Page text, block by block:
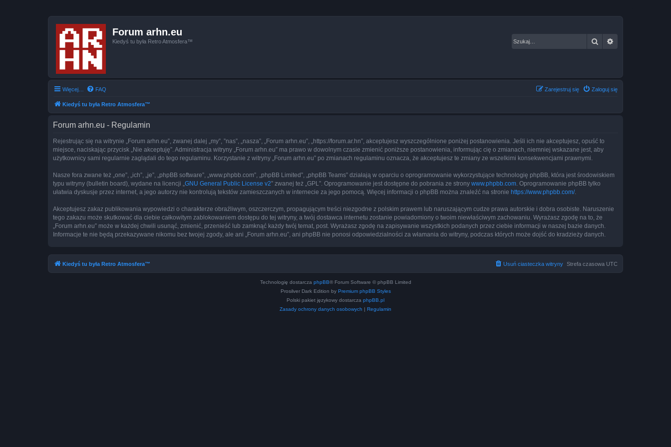
Forum arhn.eu
Kiedyś tu była Retro Atmosfera™ Szukaj
Więcej… FAQ Zaloguj się
Zarejestruj się
Kiedyś tu była Retro Atmosfera™
Forum arhn.eu - Regulamin
Rejestrując się na witrynie „Forum arhn.eu”, zwanej dalej „my”, ”nas”, „nasza”, „Forum arhn.eu”, „https://forum.ar.hn”, akceptujesz wyszczególnione poniżej postanowienia. Jeśli ich nie akceptujesz, opuść to
miejsce, naciskając przycisk „Nie akceptuję”. Administracja witryny „Forum arhn.eu” ma prawo w dowolnym czasie zmienić poniższe postanowienia, informując cię o zmianach, niemniej wskazane jest, aby
użytkownicy sami regularnie zaglądali do tego regulaminu. Korzystanie z witryny „Forum arhn.eu” po zmianach regulaminu oznacza, że akceptujesz te zmiany ze wszelkimi konsekwencjami prawnymi.
Nasze fora zwane też „one”, „ich”, „je”, „phpBB software”, „www.phpbb.com”, „phpBB Limited”, „phpBB Teams” działają w oparciu o oprogramowanie wykorzystujące technologię phpBB, która jest środowiskiem
typu witryny (bulletin board), wydane na licencji „GNU General Public License v2” zwanej też „GPL”. Oprogramowanie jest dostępne do pobrania ze strony www.phpbb.com. Oprogramowanie phpBB tylko
ułatwia dyskusje przez internet, a jego autorzy nie kontrolują tekstów zamieszczanych w internecie za jego pomocą. Więcej informacji o phpBB można znaleźć na stronie https://www.phpbb.com/.
Akceptujesz zakaz publikowania wypowiedzi o charakterze obraźliwym, oszczerczym, propagującym treści niezgodne z polskim prawem lub naruszającym cudze prawa autorskie i dobra osobiste. Naruszenie
tego zakazu może skutkować dla ciebie całkowitym zablokowaniem dostępu do tej witryny, a twój dostawca internetu zostanie powiadomiony o twoim niewłaściwym zachowaniu. Wyrażasz zgodę na to, że
„Forum arhn.eu” może w każdej chwili usunąć, zmienić, przenieść lub zamknąć każdy twój temat, post. Wyrażasz zgodę na zapisywanie wszystkich podanych przez ciebie informacji w naszej bazie danych.
Informacje te nie będą przekazywane nikomu bez twojej zgody, ale ani „Forum arhn.eu”, ani phpBB nie ponosi odpowiedzialności za włamania do witryny, podczas których może dojść do kradzieży danych.
Kiedyś tu była Retro Atmosfera™ Strefa czasowa UTC
Usuń ciasteczka witryny
Technologię dostarcza phpBB® Forum Software © phpBB Limited
Prosilver Dark Edition by Premium phpBB Styles
Polski pakiet językowy dostarcza phpBB.pl
Zasady ochrony danych osobowych | Regulamin